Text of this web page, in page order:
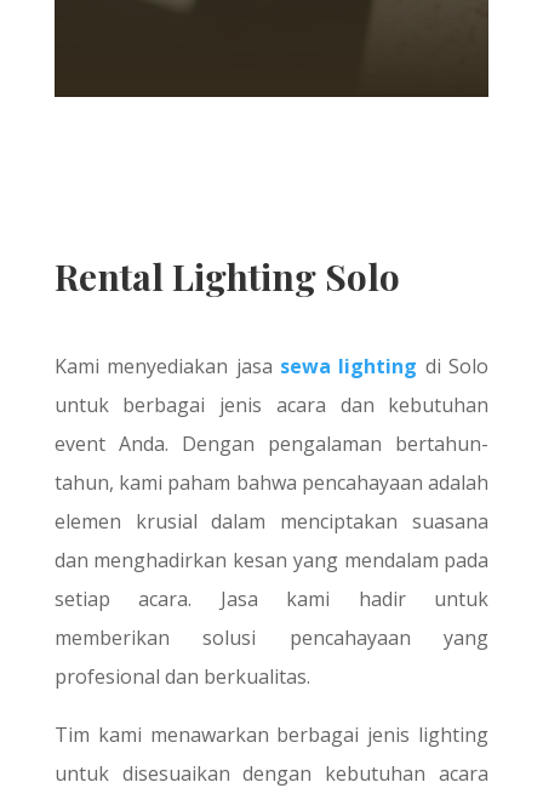
Rental Lighting Solo
Kami menyediakan jasa sewa lighting di Solo
untuk berbagai jenis acara dan kebutuhan
event Anda. Dengan pengalaman bertahun-
tahun, kami paham bahwa pencahayaan adalah
elemen krusial dalam menciptakan suasana
dan menghadirkan kesan yang mendalam pada
setiap acara. Jasa kami hadir untuk
memberikan solusi pencahayaan yang
profesional dan berkualitas.
Tim kami menawarkan berbagai jenis lighting
untuk disesuaikan dengan kebutuhan acara